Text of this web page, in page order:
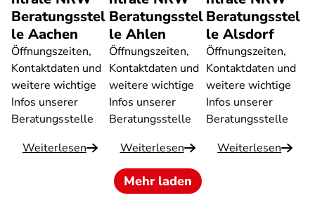
Beratungsstel
le Aachen
Öffnungszeiten,
Kontaktdaten und
weitere wichtige
Infos unserer
Beratungsstelle
Weiterlesen
Beratungsstel
le Ahlen
Öffnungszeiten,
Kontaktdaten und
weitere wichtige
Infos unserer
Beratungsstelle
Weiterlesen
Beratungsstel
le Alsdorf
Öffnungszeiten,
Kontaktdaten und
weitere wichtige
Infos unserer
Beratungsstelle
Weiterlesen
Mehr laden